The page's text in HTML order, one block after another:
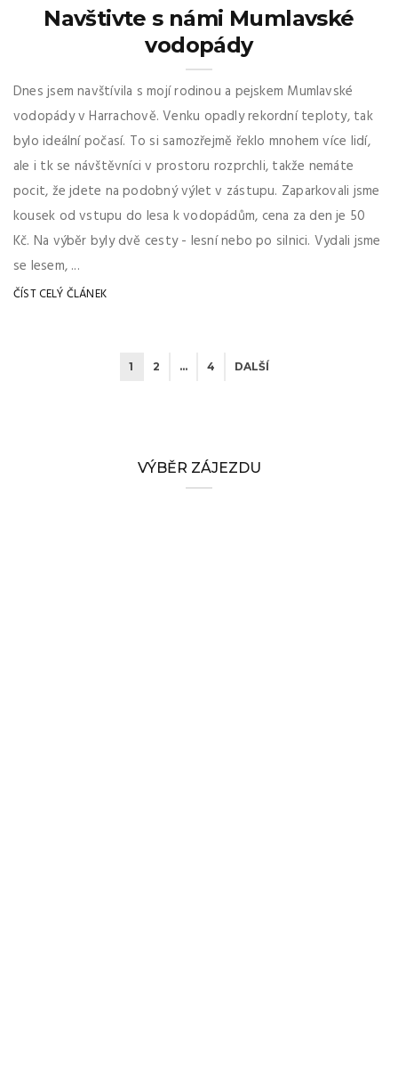
Navštivte s námi Mumlavské
vodopády
Dnes jsem navštívila s mojí rodinou a pejskem Mumlavské
vodopády v Harrachově. Venku opadly rekordní teploty, tak
bylo ideální počasí. To si samozřejmě řeklo mnohem více lidí,
ale i tk se návštěvníci v prostoru rozprchli, takže nemáte
pocit, že jdete na podobný výlet v zástupu. Zaparkovali jsme
kousek od vstupu do lesa k vodopádům, cena za den je 50
Kč. Na výběr byly dvě cesty - lesní nebo po silnici. Vydali jsme
se lesem, ...
ČÍST CELÝ ČLÁNEK
1 2 … 4 DALŠÍ
VÝBĚR ZÁJEZDU